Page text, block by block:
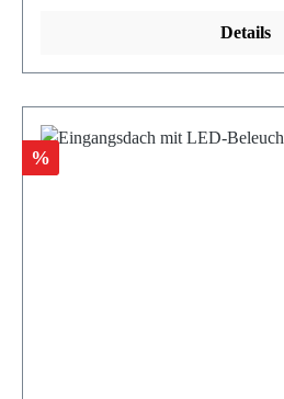
Details
Rabatt
%